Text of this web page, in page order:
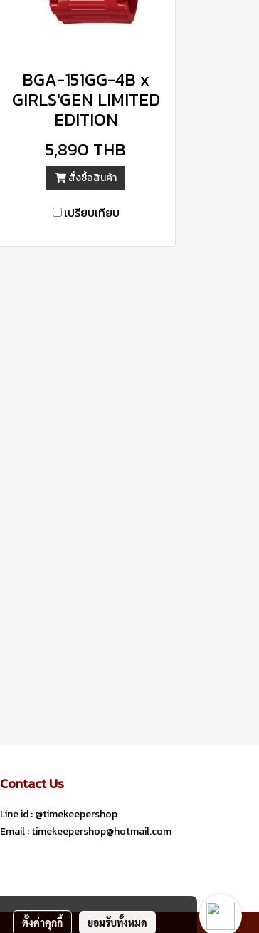
BGA-151GG-4B x
GIRLS'GEN LIMITED
EDITION
5,890 THB
สั่งซื้อสินค้า
เปรียบเทียบ
Contact Us
Line id : @timekeepershop
Email : timekeepershop@hotmail.com
ตั้งค่าคุกกี้ ยอมรับทั้งหมด